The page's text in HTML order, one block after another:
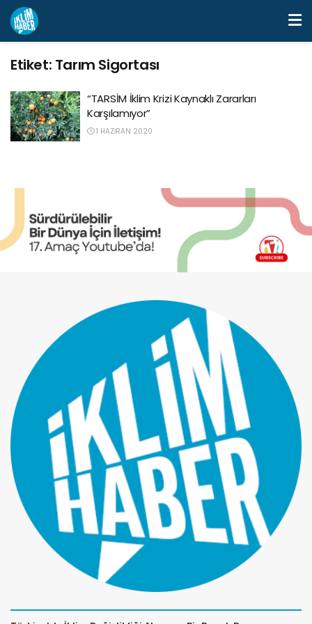
Etiket: Tarım Sigortası
“TARSİM İklim Krizi Kaynaklı Zararları
Karşılamıyor”
1 HAZIRAN 2020